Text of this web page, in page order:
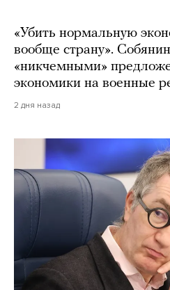
«Убить нормальную
вообще страну».
«никчемными»
экономики на военные
2 дня назад